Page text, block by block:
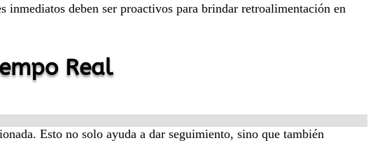
inmediatos deben ser proactivos para brindar retroalimentación en
Real
Esto no solo ayuda a dar seguimiento, sino que también